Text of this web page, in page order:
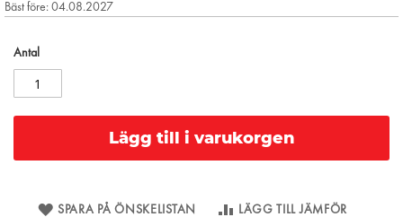
Bäst före: 04.08.2027
Antal
Lägg till i varukorgen
SPARA PÅ ÖNSKELISTAN
LÄGG TILL JÄMFÖR